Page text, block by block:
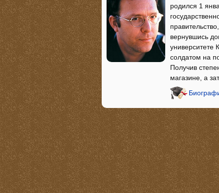
родился 1
вернувшись
университете
солдатом на
Получив
магазине, а